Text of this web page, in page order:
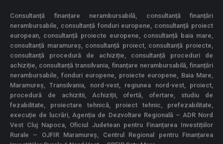
Consultanță finanțare nerambursabilă, consultanță finanțări
nerambursabile, consultanță fonduri europene, consultanță proiect
european, consultanță proiecte europene, consultanță baia mare,
consultanță maramureș, consultanță proiect, consultanță proiecte,
consultanță procedură de achiziție, consultanță proceduri de
achiziție, consultanță transilvania, finanțare nerambursabilă, finanțări
nerambursabile, fonduri europene, proiecte europene, Baia Mare,
Maramureș, Transilvania, nord-vest, regiunea nord-vest, proiect,
procedură de achizitii, Achiziții, ofertă, ofertare, studiu de
fezabilitate, proiectare tehnică, proiect tehnic, prefezabilitate,
execuție de lucrări, Agenția de Dezvoltare Regională – ADR Nord
Vest Cluj Napoca, Oficiul Judetean pentru Finanțarea Investițiilor
Rurale – OJFIR Maramureș, Centrul Regional pentru Finanțarea